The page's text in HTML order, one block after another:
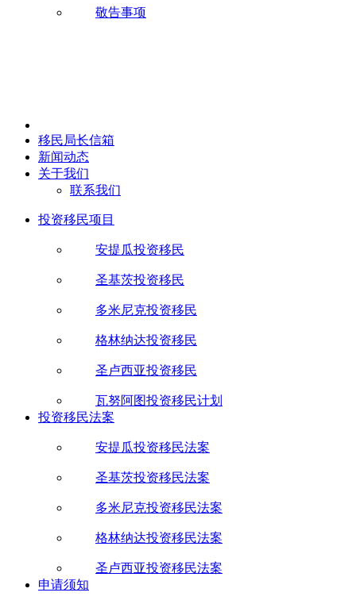
敬告事项
移民局长信箱
新闻动态
关于我们
联系我们
投资移民项目
安提瓜投资移民
圣基茨投资移民
多米尼克投资移民
格林纳达投资移民
圣卢西亚投资移民
瓦努阿图投资移民计划
投资移民法案
安提瓜投资移民法案
圣基茨投资移民法案
多米尼克投资移民法案
格林纳达投资移民法案
圣卢西亚投资移民法案
申请须知